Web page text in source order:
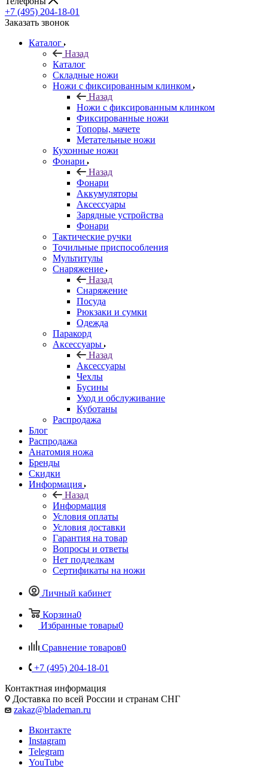
+7 (495) 204-18-01
Заказать звонок
Каталог
Назад
Каталог
Складные ножи
Ножи с фиксированным клинком
Назад
Ножи с фиксированным клинком
Фиксированные ножи
Топоры, мачете
Метательные ножи
Кухонные ножи
Фонари
Назад
Фонари
Аккумуляторы
Аксессуары
Зарядные устройства
Фонари
Тактические ручки
Точильные приспособления
Мультитулы
Снаряжение
Назад
Снаряжение
Посуда
Рюкзаки и сумки
Одежда
Паракорд
Аксессуары
Назад
Аксессуары
Чехлы
Бусины
Уход и обслуживание
Куботаны
Распродажа
Блог
Распродажа
Анатомия ножа
Бренды
Скидки
Информация
Назад
Информация
Условия оплаты
Условия доставки
Гарантия на товар
Вопросы и ответы
Нет подделкам
Сертификаты на ножи
Личный кабинет
Корзина0
Избранные товары0
Сравнение товаров0
+7 (495) 204-18-01
Контактная информация
Доставка по всей России и странам СНГ
zakaz@blademan.ru
Вконтакте
Instagram
Telegram
YouTube